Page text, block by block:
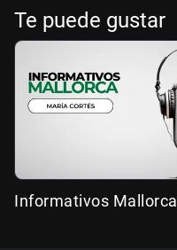
Te puede gustar
Informativos Mallorca